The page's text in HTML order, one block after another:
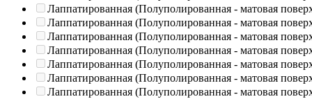
Лаппатированная (Полуполированная - матовая
Лаппатированная (Полуполированная - матовая
Лаппатированная (Полуполированная - матовая
Лаппатированная (Полуполированная - матовая
Лаппатированная (Полуполированная - матовая
Лаппатированная (Полуполированная - матовая
Лаппатированная (Полуполированная - матовая